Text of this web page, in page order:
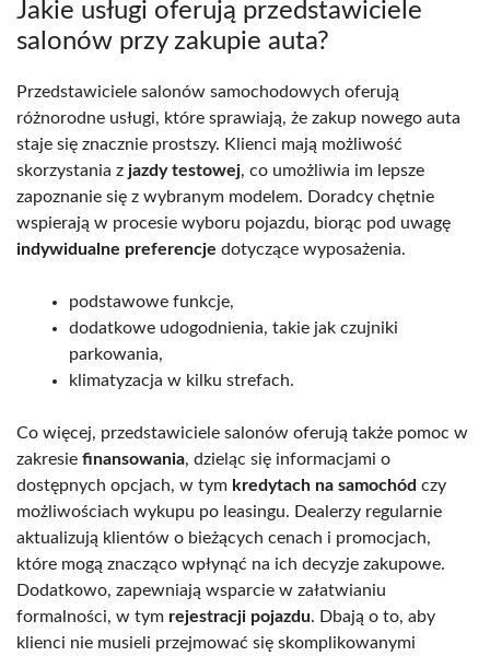
Jakie usługi oferują przedstawiciele
salonów przy zakupie auta?
Przedstawiciele salonów samochodowych oferują
różnorodne usługi, które sprawiają, że zakup nowego auta
staje się znacznie prostszy. Klienci mają możliwość
skorzystania z jazdy testowej, co umożliwia im lepsze
zapoznanie się z wybranym modelem. Doradcy chętnie
wspierają w procesie wyboru pojazdu, biorąc pod uwagę
indywidualne preferencje dotyczące wyposażenia.
podstawowe funkcje,
dodatkowe udogodnienia, takie jak czujniki
parkowania,
klimatyzacja w kilku strefach.
Co więcej, przedstawiciele salonów oferują także pomoc w
zakresie finansowania, dzieląc się informacjami o
dostępnych opcjach, w tym kredytach na samochód czy
możliwościach wykupu po leasingu. Dealerzy regularnie
aktualizują klientów o bieżących cenach i promocjach,
które mogą znacząco wpłynąć na ich decyzje zakupowe.
Dodatkowo, zapewniają wsparcie w załatwianiu
formalności, w tym rejestracji pojazdu. Dbają o to, aby
klienci nie musieli przejmować się skomplikowanymi